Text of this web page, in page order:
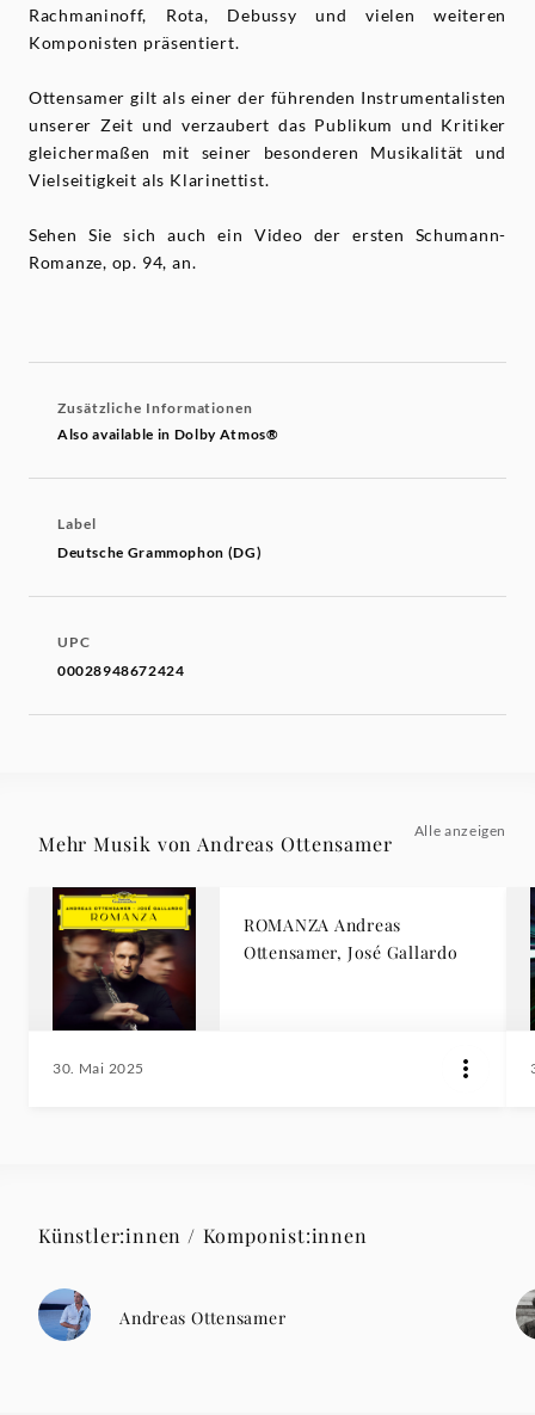
Rachmaninoff, Rota, Debussy und vielen weiteren
Komponisten präsentiert.
Ottensamer gilt als einer der führenden Instrumentalisten
unserer Zeit und verzaubert das Publikum und Kritiker
gleichermaßen mit seiner besonderen Musikalität und
Vielseitigkeit als Klarinettist.
Sehen Sie sich auch ein Video der ersten Schumann-
Romanze, op. 94, an.
Zusätzliche Informationen
Also available in Dolby Atmos®
Label
Deutsche Grammophon (DG)
UPC
00028948672424
Mehr Musik von Andreas Ottensamer
Alle anzeigen
ROMANZA Andreas
Ottensamer, José Gallardo
30. Mai 2025
Künstler:innen / Komponist:innen
Andreas Ottensamer